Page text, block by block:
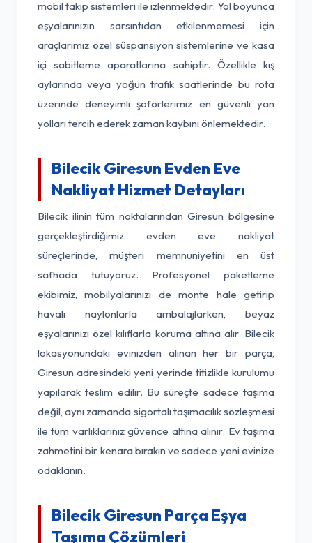
mobil takip sistemleri ile izlenmektedir. Yol boyunca
eşyalarınızın sarsıntıdan etkilenmemesi için
araçlarımız özel süspansiyon sistemlerine ve kasa
içi sabitleme aparatlarına sahiptir. Özellikle kış
aylarında veya yoğun trafik saatlerinde bu rota
üzerinde deneyimli şoförlerimiz en güvenli yan
yolları tercih ederek zaman kaybını önlemektedir.
Bilecik Giresun Evden Eve
Nakliyat Hizmet Detayları
Bilecik ilinin tüm noktalarından Giresun bölgesine
gerçekleştirdiğimiz evden eve nakliyat
süreçlerinde, müşteri memnuniyetini en üst
safhada tutuyoruz. Profesyonel paketleme
ekibimiz, mobilyalarınızı de monte hale getirip
havalı naylonlarla ambalajlarken, beyaz
eşyalarınızı özel kılıflarla koruma altına alır. Bilecik
lokasyonundaki evinizden alınan her bir parça,
Giresun adresindeki yeni yerinde titizlikle kurulumu
yapılarak teslim edilir. Bu süreçte sadece taşıma
değil, aynı zamanda sigortalı taşımacılık sözleşmesi
ile tüm varlıklarınız güvence altına alınır. Ev taşıma
zahmetini bir kenara bırakın ve sadece yeni evinize
odaklanın.
Bilecik Giresun Parça Eşya
Taşıma Çözümleri